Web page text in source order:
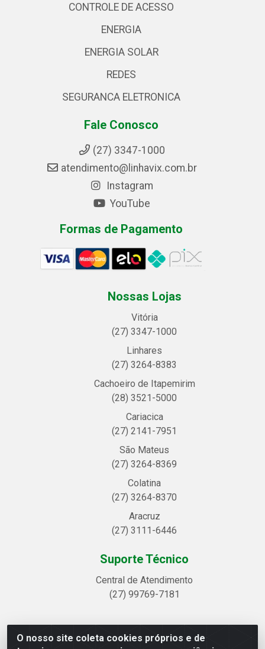
O nosso site coleta cookies próprios e de
CONTROLE DE ACESSO
ENERGIA
ENERGIA SOLAR
REDES
SEGURANCA ELETRONICA
Fale Conosco
(27) 3347-1000
atendimento@linhavix.com.br
Instagram
YouTube
Formas de Pagamento
Nossas Lojas
Vitória
(27) 3347-1000
Linhares
(27) 3264-8383
Cachoeiro de Itapemirim
(28) 3521-5000
Cariacica
(27) 2141-7951
São Mateus
(27) 3264-8369
Colatina
(27) 3264-8370
Aracruz
(27) 3111-6446
Suporte Técnico
Central de Atendimento
(27) 99769-7181
Linhavix Distribuidora LTDA - Avenida Alegre, 2521 -